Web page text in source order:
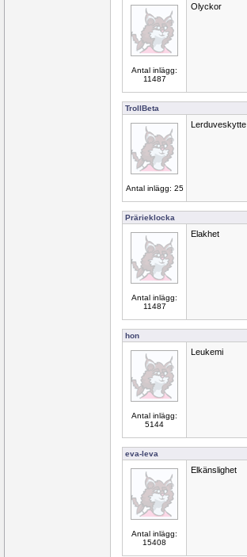
Antal inlägg:
11487
Olyckor
TrollBeta
Antal inlägg: 25
Lerduveskytte
Prärieklocka
Antal inlägg:
11487
Elakhet
hon
Antal inlägg:
5144
Leukemi
eva-leva
Antal inlägg:
15408
Elkänslighet